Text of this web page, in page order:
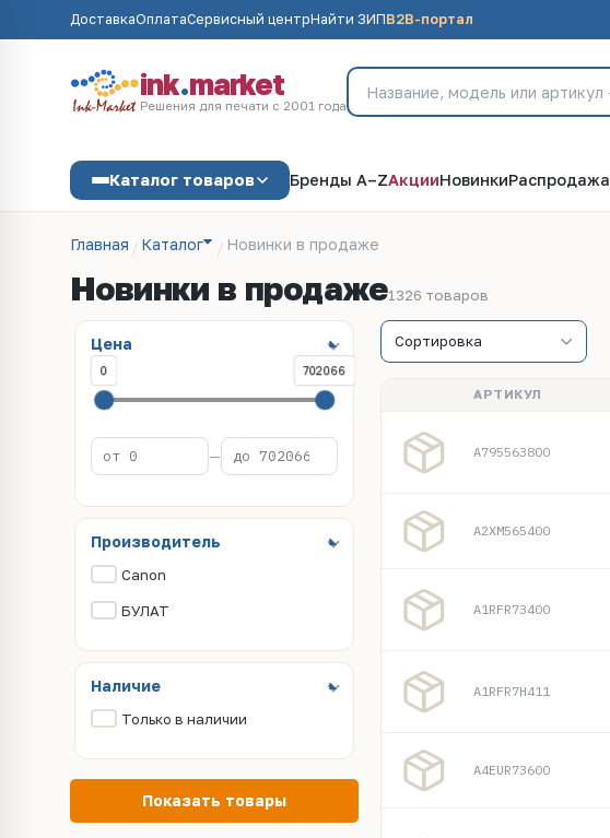
ДоставкаОплатаСервисный центрНайти ЗИПB2B-портал
ink.market
Решения для печати с 2001 года
Каталог товаров Бренды A–ZАкцииНовинкиРаспродажа
Главная Каталог Новинки в продаже
Новинки в продаже1326 товаров
Цена
0 702066
—
Производитель
Canon
БУЛАТ
Наличие
Только в наличии
Показать товары
АРТИКУЛ
A795563800
A2XM565400
A1RFR73400
A1RFR7H411
A4EUR73600